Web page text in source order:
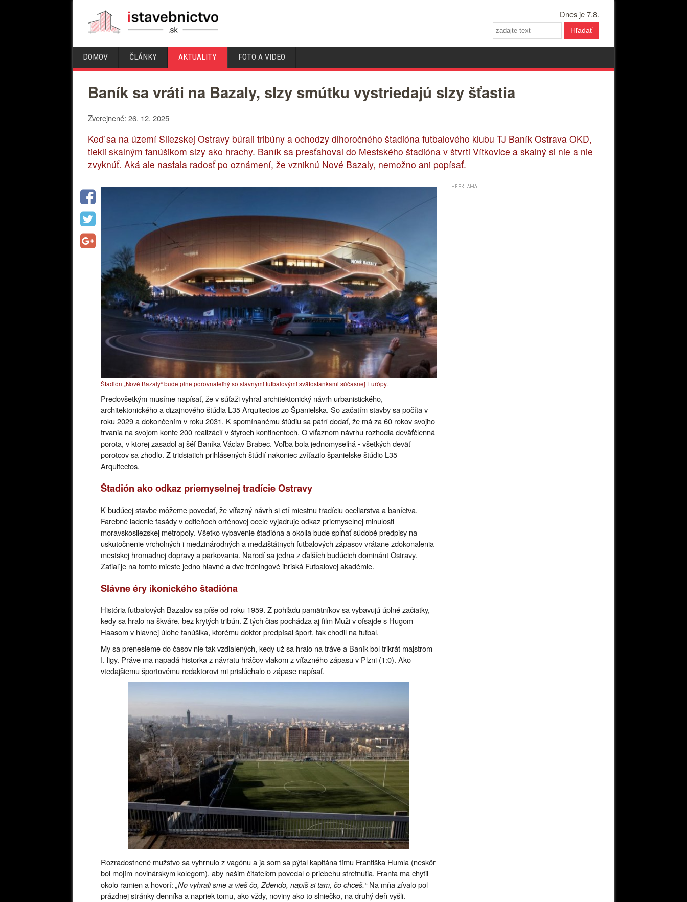
Dnes je 7.8.
Hľadať
DOMOV ČLÁNKY AKTUALITY FOTO A VIDEO
Baník sa vráti na Bazaly, slzy smútku vystriedajú slzy šťastia
Zverejnené: 26. 12. 2025
Keď sa na území Sliezskej Ostravy búrali tribúny a ochodzy dlhoročného štadióna futbalového klubu TJ Baník Ostrava OKD,
tiekli skalným fanúšikom slzy ako hrachy. Baník sa presťahoval do Mestského štadióna v štvrti Vítkovice a skalný si nie a nie
zvyknúť. Aká ale nastala radosť po oznámení, že vzniknú Nové Bazaly, nemožno ani popísať.
Štadión „Nové Bazaly“ bude plne porovnateľný so slávnymi futbalovými svätostánkami súčasnej Európy.
Predovšetkým musíme napísať, že v súťaži vyhral architektonický návrh urbanistického,
architektonického a dizajnového štúdia L35 Arquitectos zo Španielska. So začatím stavby sa počíta v
roku 2029 a dokončením v roku 2031. K spomínanému štúdiu sa patrí dodať, že má za 60 rokov svojho
trvania na svojom konte 200 realizácií v štyroch kontinentoch. O víťaznom návrhu rozhodla deväťčlenná
porota, v ktorej zasadol aj šéf Baníka Václav Brabec. Voľba bola jednomyseľná - všetkých deväť
porotcov sa zhodlo. Z tridsiatich prihlásených štúdií nakoniec zvíťazilo španielske štúdio L35
Arquitectos.
Štadión ako odkaz priemyselnej tradície Ostravy
K budúcej stavbe môžeme povedať, že víťazný návrh si ctí miestnu tradíciu oceliarstva a baníctva.
Farebné ladenie fasády v odtieňoch orténovej ocele vyjadruje odkaz priemyselnej minulosti
moravskosliezskej metropoly. Všetko vybavenie štadióna a okolia bude spĺňať súdobé predpisy na
uskutočnenie vrcholných i medzinárodných a medzištátnych futbalových zápasov vrátane zdokonalenia
mestskej hromadnej dopravy a parkovania. Narodí sa jedna z ďalších budúcich dominánt Ostravy.
Zatiaľ je na tomto mieste jedno hlavné a dve tréningové ihriská Futbalovej akadémie.
Slávne éry ikonického štadióna
História futbalových Bazalov sa píše od roku 1959. Z pohľadu pamätníkov sa vybavujú úplné začiatky,
kedy sa hralo na škváre, bez krytých tribún. Z tých čias pochádza aj film Muži v ofsajde s Hugom
Haasom v hlavnej úlohe fanúšika, ktorému doktor predpísal šport, tak chodil na futbal.
My sa prenesieme do časov nie tak vzdialených, kedy už sa hralo na tráve a Baník bol trikrát majstrom
I. ligy. Práve ma napadá historka z návratu hráčov vlakom z víťazného zápasu v Plzni (1:0). Ako
vtedajšiemu športovému redaktorovi mi prislúchalo o zápase napísať.
Rozradostnené mužstvo sa vyhrnulo z vagónu a ja som sa pýtal kapitána tímu Františka Humla (neskôr
bol mojím novinárskym kolegom), aby našim čitateľom povedal o priebehu stretnutia. Franta ma chytil
okolo ramien a hovorí: „No vyhrali sme a vieš čo, Zdendo, napíš si tam, čo chceš.“Na mňa zívalo pol
prázdnej stránky denníka a napriek tomu, ako vždy, noviny ako to slniečko, na druhý deň vyšli.